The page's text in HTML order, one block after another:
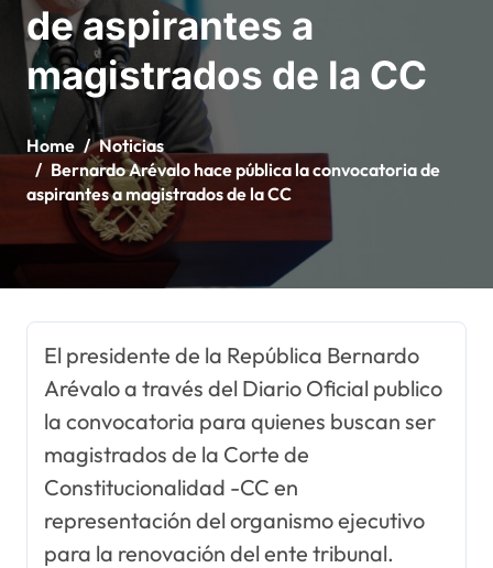
de aspirantes a
magistrados de la CC
Home
Noticias
Bernardo Arévalo hace pública la convocatoria de
aspirantes a magistrados de la CC
El presidente de la República Bernardo
Arévalo a través del Diario Oficial publico
la convocatoria para quienes buscan ser
magistrados de la Corte de
Constitucionalidad -CC en
representación del organismo ejecutivo
para la renovación del ente tribunal.